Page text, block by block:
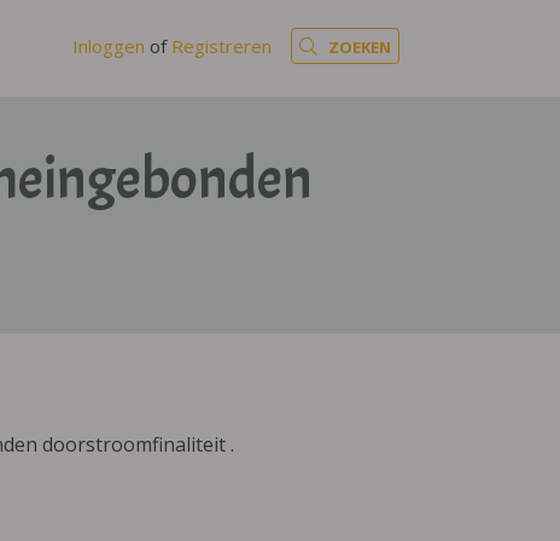
Inloggen of Registreren ZOEKEN
doorstroomfinaliteit .